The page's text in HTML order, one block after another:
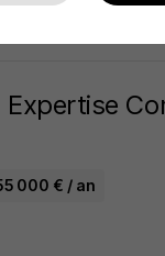
000 € / an